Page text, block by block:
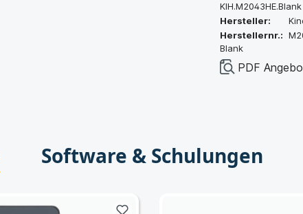
KIH.M2043HE.Blank
Hersteller:
Herstellernr.:
Blank
PDF
Software & Schulungen